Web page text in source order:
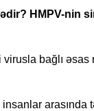
HMPV-nin
bağlı əsas
arasında